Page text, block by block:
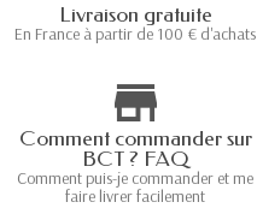
Livraison gratuite
En France à partir de 100 € d'achats
Comment commander sur
BCT ? FAQ
Comment puis-je commander et me
faire livrer facilement